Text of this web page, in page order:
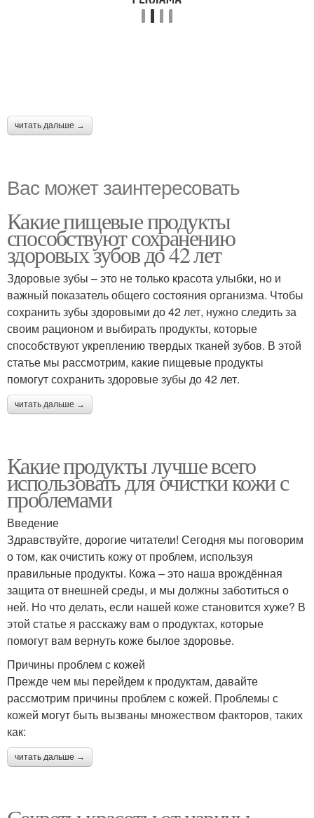
читать дальше →
Вас может заинтересовать
Какие пищевые продукты
способствуют сохранению
здоровых зубов до 42 лет
Здоровые зубы – это не только красота улыбки, но и
важный показатель общего состояния организма. Чтобы
сохранить зубы здоровыми до 42 лет, нужно следить за
своим рационом и выбирать продукты, которые
способствуют укреплению твердых тканей зубов. В этой
статье мы рассмотрим, какие пищевые продукты
помогут сохранить здоровые зубы до 42 лет.
читать дальше →
Какие продукты лучше всего
использовать для очистки кожи с
проблемами
Введение
Здравствуйте, дорогие читатели! Сегодня мы поговорим
о том, как очистить кожу от проблем, используя
правильные продукты. Кожа – это наша врождённая
защита от внешней среды, и мы должны заботиться о
ней. Но что делать, если нашей коже становится хуже? В
этой статье я расскажу вам о продуктах, которые
помогут вам вернуть коже былое здоровье.
Причины проблем с кожей
Прежде чем мы перейдем к продуктам, давайте
рассмотрим причины проблем с кожей. Проблемы с
кожей могут быть вызваны множеством факторов, таких
как:
читать дальше →